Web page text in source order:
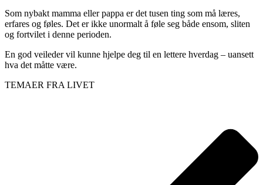
Som nybakt mamma eller pappa er det tusen ting som må læres,
erfares og føles. Det er ikke unormalt å føle seg både ensom, sliten
og fortvilet i denne perioden.
En god veileder vil kunne hjelpe deg til en lettere hverdag – uansett
hva det måtte være.
TEMAER FRA LIVET